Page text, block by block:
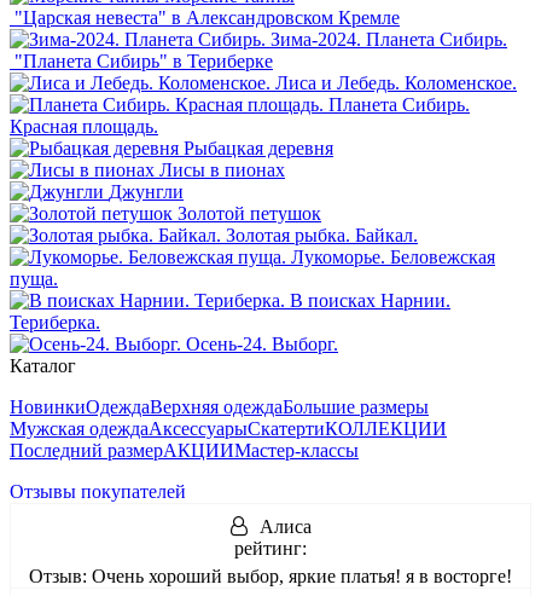
"Царская невеста" в Александровском Кремле
Зима-2024. Планета Сибирь.
"Планета Сибирь" в Териберке
Лиса и Лебедь. Коломенское.
Планета Сибирь.
Красная площадь.
Рыбацкая деревня
Лисы в пионах
Джунгли
Золотой петушок
Золотая рыбка. Байкал.
Лукоморье. Беловежская
пуща.
В поисках Нарнии.
Териберка.
Осень-24. Выборг.
Каталог
НовинкиОдеждаВерхняя одеждаБольшие размеры
Мужская одеждаАксессуарыСкатертиКОЛЛЕКЦИИ
Последний размерАКЦИИМастер-классы
Отзывы покупателей
Алиса
рейтинг:
Отзыв: Очень хороший выбор, яркие платья! я в восторге!